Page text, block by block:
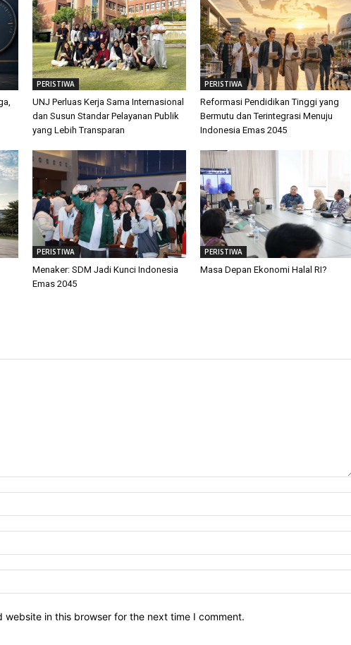
PERISTIWA
UNJ Perluas Kerja Sama Internasional
dan Susun Standar Pelayanan Publik
yang Lebih Transparan
PERISTIWA
Reformasi Pendidikan Tinggi yang
Bermutu dan Terintegrasi Menuju
Indonesia Emas 2045
PERISTIWA
Menaker: SDM Jadi Kunci Indonesia
Emas 2045
PERISTIWA
Masa Depan Ekonomi Halal RI?
website in this browser for the next time I comment.